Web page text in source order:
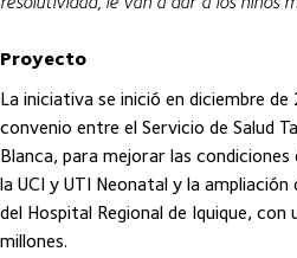
Proyecto
La iniciativa se inició en diciembre
convenio entre el Servicio de Salud
Blanca, para mejorar las
la UCI y UTI Neonatal y la
del Hospital Regional de Iquique,
millones.